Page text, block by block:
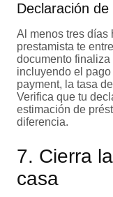
Declaración de
Al menos tres días
prestamista te
documento
incluyendo el
payment, la tasa
Verifica que tu
estimación de
diferencia.
7. Cierra
casa